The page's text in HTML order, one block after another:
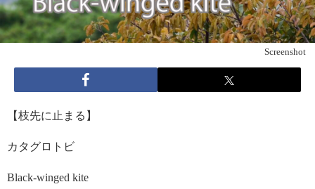
Screenshot
【枝先に止まる】
カタグロトビ
Black-winged kite